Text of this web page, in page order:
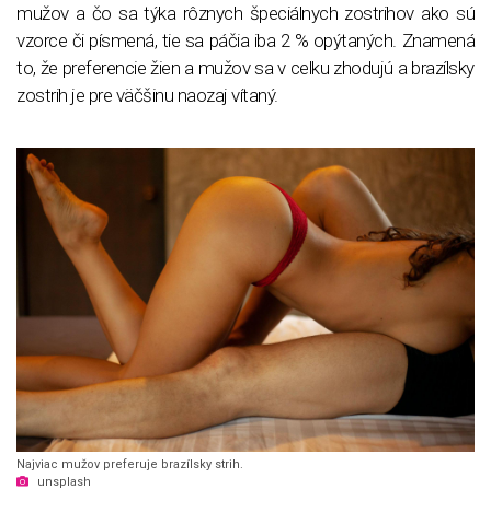
mužov a čo sa týka rôznych špeciálnych zostrihov ako sú
vzorce či písmená, tie sa páčia iba 2 % opýtaných. Znamená
to, že preferencie žien a mužov sa v celku zhodujú a brazílsky
zostrih je pre väčšinu naozaj vítaný.
Najviac mužov preferuje brazílsky strih.
unsplash